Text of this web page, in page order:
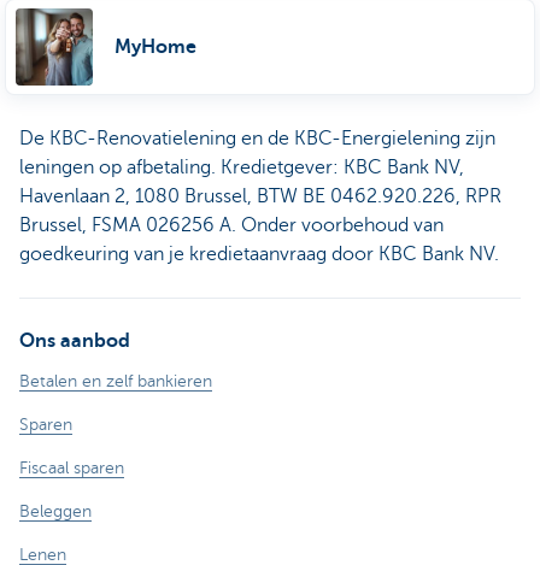
MyHome
De KBC-Renovatielening en de KBC-Energielening zijn
leningen op afbetaling. Kredietgever: KBC Bank NV,
Havenlaan 2, 1080 Brussel, BTW BE 0462.920.226, RPR
Brussel, FSMA 026256 A. Onder voorbehoud van
goedkeuring van je kredietaanvraag door KBC Bank NV.
Ons aanbod
Betalen en zelf bankieren
Sparen
Fiscaal sparen
Beleggen
Lenen